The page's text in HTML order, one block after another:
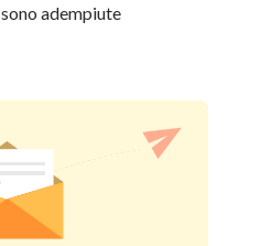
sono adempiute